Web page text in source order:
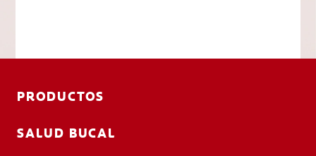
PRODUCTOS
SALUD BUCAL